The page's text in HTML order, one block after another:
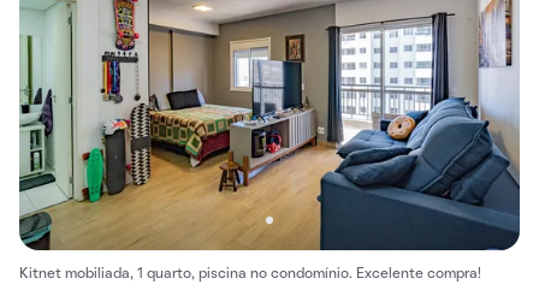
Kitnet mobiliada, 1 quarto, piscina no condomínio. Excelente compra!